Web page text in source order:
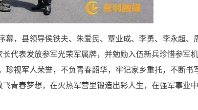
，县领导侯铁夫、朱爱民、覃业成、李勇、李永超、
代表发放参军光荣军属牌，并勉励入伍新兵珍惜参军机
珍视军人荣誉，不负青春韶华，牢记家乡重托，不断书
青春梦想，在火热军营里锻造出彩人生，在强军事业中